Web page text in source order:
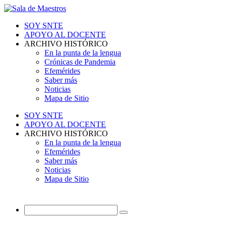
SOY SNTE
APOYO AL DOCENTE
ARCHIVO HISTÓRICO
En la punta de la lengua
Crónicas de Pandemia
Efemérides
Saber más
Noticias
Mapa de Sitio
SOY SNTE
APOYO AL DOCENTE
ARCHIVO HISTÓRICO
En la punta de la lengua
Efemérides
Saber más
Noticias
Mapa de Sitio